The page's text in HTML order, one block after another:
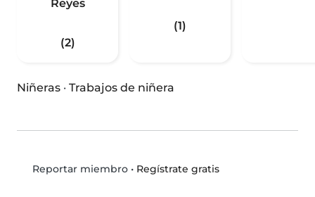
Reyes
(2)
(1)
Niñeras · Trabajos de niñera
Reportar miembro• Regístrate gratis